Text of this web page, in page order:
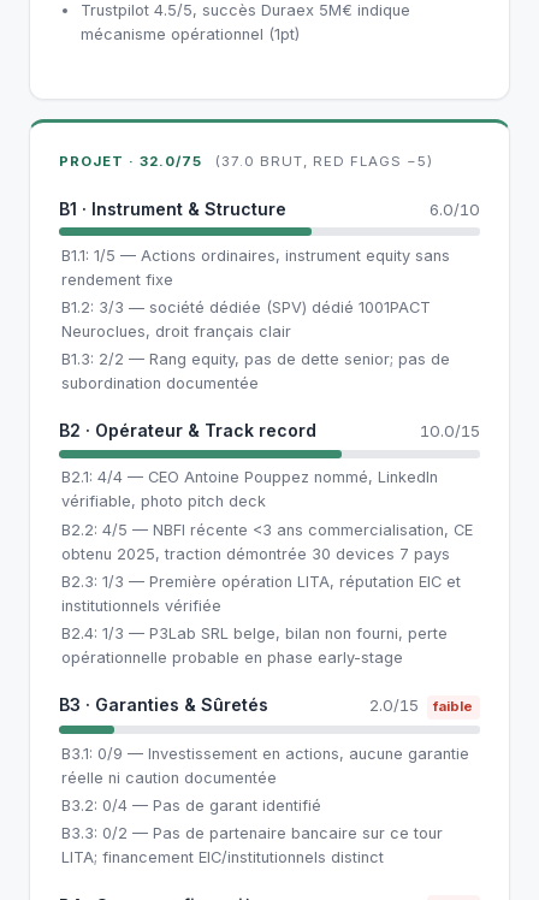
Trustpilot 4.5/5, succès Duraex 5M€ indique
mécanisme opérationnel (1pt)
PROJET · 32.0/75 (37.0 BRUT, RED FLAGS −5)
B1 · Instrument & Structure 6.0/10
B1.1: 1/5 — Actions ordinaires, instrument equity sans
rendement fixe
B1.2: 3/3 — société dédiée (SPV) dédié 1001PACT
Neuroclues, droit français clair
B1.3: 2/2 — Rang equity, pas de dette senior; pas de
subordination documentée
B2 · Opérateur & Track record 10.0/15
B2.1: 4/4 — CEO Antoine Pouppez nommé, LinkedIn
vérifiable, photo pitch deck
B2.2: 4/5 — NBFI récente <3 ans commercialisation, CE
obtenu 2025, traction démontrée 30 devices 7 pays
B2.3: 1/3 — Première opération LITA, réputation EIC et
institutionnels vérifiée
B2.4: 1/3 — P3Lab SRL belge, bilan non fourni, perte
opérationnelle probable en phase early-stage
B3 · Garanties & Sûretés 2.0/15 faible
B3.1: 0/9 — Investissement en actions, aucune garantie
réelle ni caution documentée
B3.2: 0/4 — Pas de garant identifié
B3.3: 0/2 — Pas de partenaire bancaire sur ce tour
LITA; financement EIC/institutionnels distinct